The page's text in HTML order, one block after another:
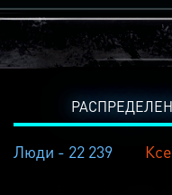
Люди - 22 239